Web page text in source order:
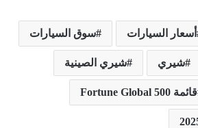
أسعار السيارات سوق السيارات
شيري شيري الصينية
قائمة Fortune Global 500